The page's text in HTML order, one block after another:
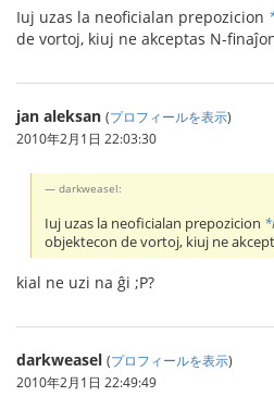
Iuj uzas la neoficialan prepozicion
de vortoj, kiuj ne akceptas N-
jan aleksan (プロフィールを表示)
2010年2月1日 22:03:30
darkweasel:
Iuj uzas la neoficialan prepozicion
objektecon de vortoj, kiuj ne
kial ne uzi na ĝi ;P?
darkweasel (プロフィールを表示)
2010年2月1日 22:49:49